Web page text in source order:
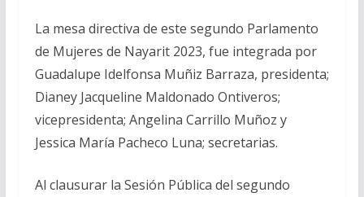
La mesa directiva de este segundo Parlamento
de Mujeres de Nayarit 2023, fue integrada por
Guadalupe Idelfonsa Muñiz Barraza, presidenta;
Dianey Jacqueline Maldonado Ontiveros;
vicepresidenta; Angelina Carrillo Muñoz y
Jessica María Pacheco Luna; secretarias.
Al clausurar la Sesión Pública del segundo